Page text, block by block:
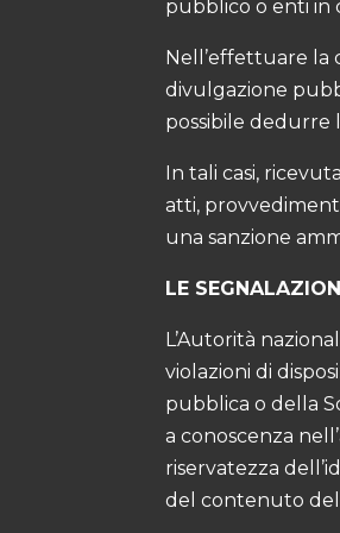
pubblico o enti in
Nell’effettuare la
divulgazione
possibile dedurre
In tali casi,
atti,
una sanzione
LE
L’Autorità
violazioni di
pubblica o della
a conoscenza
riservatezza
del contenuto